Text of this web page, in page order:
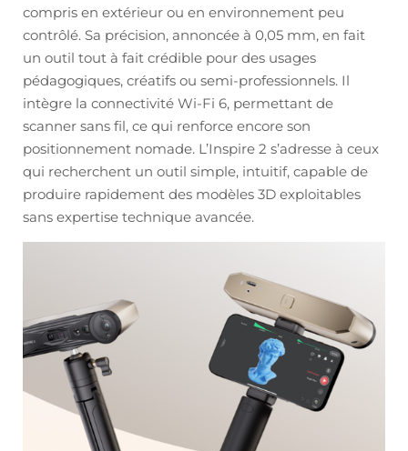
compris en extérieur ou en environnement peu
contrôlé. Sa précision, annoncée à 0,05 mm, en fait
un outil tout à fait crédible pour des usages
pédagogiques, créatifs ou semi-professionnels. Il
intègre la connectivité Wi-Fi 6, permettant de
scanner sans fil, ce qui renforce encore son
positionnement nomade. L’Inspire 2 s’adresse à ceux
qui recherchent un outil simple, intuitif, capable de
produire rapidement des modèles 3D exploitables
sans expertise technique avancée.